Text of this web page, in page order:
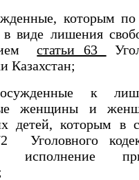
которым по
в виде лишения
статьи 63
Казахстан;
к
женщины и
детей, которым в
Уголовного
исполнение